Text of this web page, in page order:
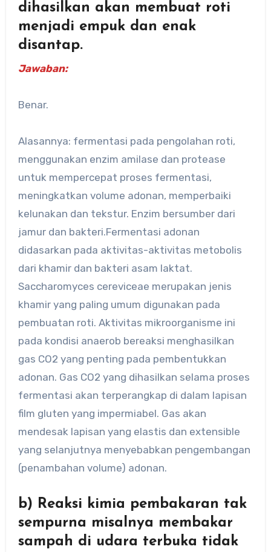
dihasilkan akan membuat roti
menjadi empuk dan enak
disantap.
Jawaban:
Benar.
Alasannya: fermentasi pada pengolahan roti,
menggunakan enzim amilase dan protease
untuk mempercepat proses fermentasi,
meningkatkan volume adonan, memperbaiki
kelunakan dan tekstur. Enzim bersumber dari
jamur dan bakteri.Fermentasi adonan
didasarkan pada aktivitas-aktivitas metobolis
dari khamir dan bakteri asam laktat.
Saccharomyces cereviceae merupakan jenis
khamir yang paling umum digunakan pada
pembuatan roti. Aktivitas mikroorganisme ini
pada kondisi anaerob bereaksi menghasilkan
gas CO2 yang penting pada pembentukkan
adonan. Gas CO2 yang dihasilkan selama proses
fermentasi akan terperangkap di dalam lapisan
film gluten yang impermiabel. Gas akan
mendesak lapisan yang elastis dan extensible
yang selanjutnya menyebabkan pengembangan
(penambahan volume) adonan.
b) Reaksi kimia pembakaran tak
sempurna misalnya membakar
sampah di udara terbuka tidak